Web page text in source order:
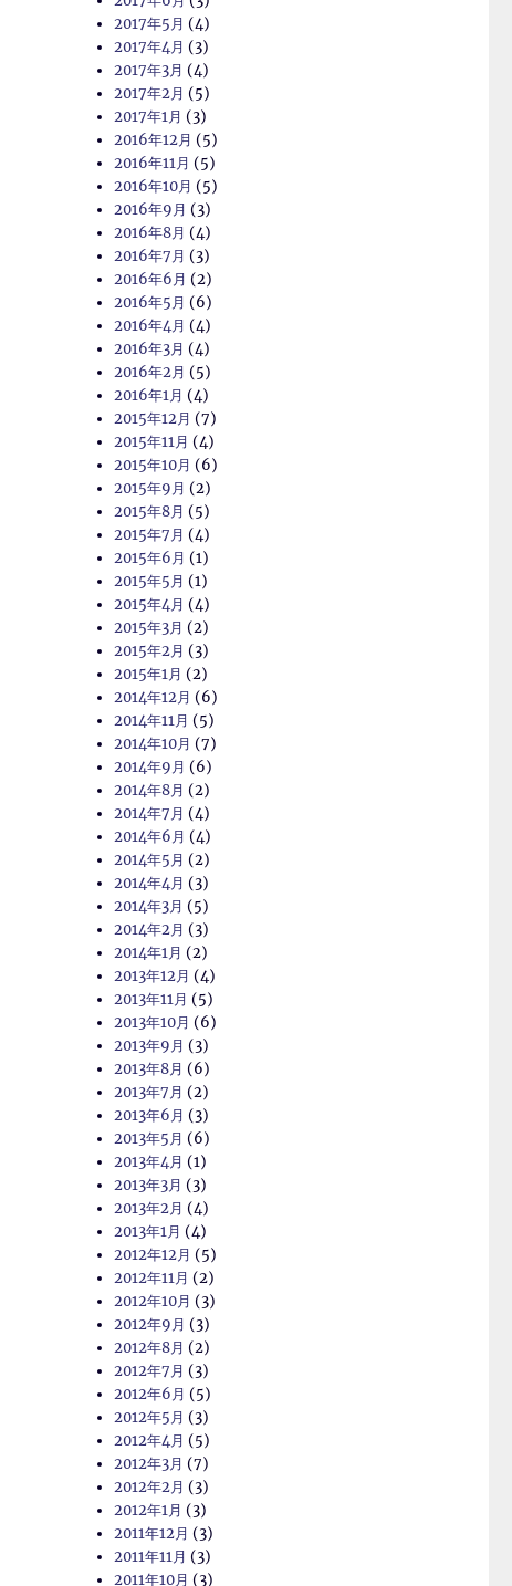
2017年5月 (4)
2017年4月 (3)
2017年3月 (4)
2017年2月 (5)
2017年1月 (3)
2016年12月 (5)
2016年11月 (5)
2016年10月 (5)
2016年9月 (3)
2016年8月 (4)
2016年7月 (3)
2016年6月 (2)
2016年5月 (6)
2016年4月 (4)
2016年3月 (4)
2016年2月 (5)
2016年1月 (4)
2015年12月 (7)
2015年11月 (4)
2015年10月 (6)
2015年9月 (2)
2015年8月 (5)
2015年7月 (4)
2015年6月 (1)
2015年5月 (1)
2015年4月 (4)
2015年3月 (2)
2015年2月 (3)
2015年1月 (2)
2014年12月 (6)
2014年11月 (5)
2014年10月 (7)
2014年9月 (6)
2014年8月 (2)
2014年7月 (4)
2014年6月 (4)
2014年5月 (2)
2014年4月 (3)
2014年3月 (5)
2014年2月 (3)
2014年1月 (2)
2013年12月 (4)
2013年11月 (5)
2013年10月 (6)
2013年9月 (3)
2013年8月 (6)
2013年7月 (2)
2013年6月 (3)
2013年5月 (6)
2013年4月 (1)
2013年3月 (3)
2013年2月 (4)
2013年1月 (4)
2012年12月 (5)
2012年11月 (2)
2012年10月 (3)
2012年9月 (3)
2012年8月 (2)
2012年7月 (3)
2012年6月 (5)
2012年5月 (3)
2012年4月 (5)
2012年3月 (7)
2012年2月 (3)
2012年1月 (3)
2011年12月 (3)
2011年11月 (3)
2011年10月 (3)